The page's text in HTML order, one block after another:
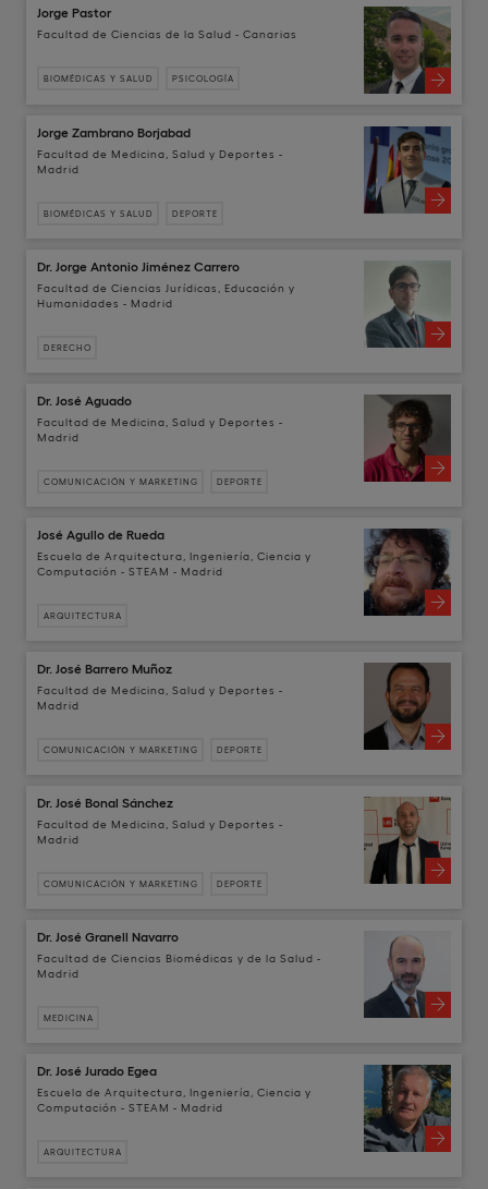
Jorge Pastor
Facultad de Ciencias de la Salud - Canarias
BIOMÉDICAS Y SALUD PSICOLOGÍA
Jorge Zambrano Borjabad
Facultad de Medicina, Salud y Deportes -
Madrid
BIOMÉDICAS Y SALUD DEPORTE
Dr. Jorge Antonio Jiménez Carrero
Facultad de Ciencias Jurídicas, Educación y
Humanidades - Madrid
DERECHO
Dr. José Aguado
Facultad de Medicina, Salud y Deportes -
Madrid
COMUNICACIÓN Y MARKETING DEPORTE
José Agullo de Rueda
Escuela de Arquitectura, Ingeniería, Ciencia y
Computación - STEAM - Madrid
ARQUITECTURA
Dr. José Barrero Muñoz
Facultad de Medicina, Salud y Deportes -
Madrid
COMUNICACIÓN Y MARKETING DEPORTE
Dr. José Bonal Sánchez
Facultad de Medicina, Salud y Deportes -
Madrid
COMUNICACIÓN Y MARKETING DEPORTE
Dr. José Granell Navarro
Facultad de Ciencias Biomédicas y de la Salud -
Madrid
MEDICINA
Dr. José Jurado Egea
Escuela de Arquitectura, Ingeniería, Ciencia y
Computación - STEAM - Madrid
ARQUITECTURA